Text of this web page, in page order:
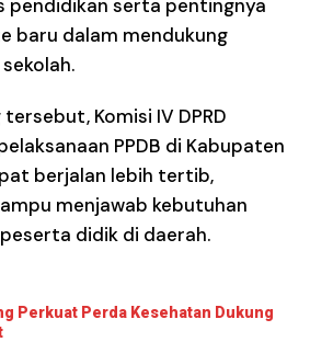
pendidikan serta pentingnya
baru dalam mendukung
Komisi IV DPRD
PPDB di Kabupaten
berjalan lebih tertib,
menjawab kebutuhan
didik di daerah.
Perkuat Perda Kesehatan Dukung